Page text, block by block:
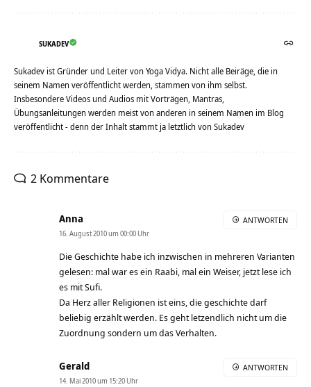
SUKADEV
Sukadev ist Gründer und Leiter von Yoga Vidya. Nicht alle Beiräge, die in
seinem Namen veröffentlicht werden, stammen von ihm selbst.
Insbesondere Videos und Audios mit Vorträgen, Mantras,
Übungsanleitungen werden meist von anderen in seinem Namen im Blog
veröffentlicht - denn der Inhalt stammt ja letztlich von Sukadev
2 Kommentare
Anna
16. August 2010 um 00:00 Uhr
Die Geschichte habe ich inzwischen in mehreren Varianten
gelesen: mal war es ein Raabi, mal ein Weiser, jetzt lese ich
es mit Sufi.
Da Herz aller Religionen ist eins, die geschichte darf
beliebig erzählt werden. Es geht letzendlich nicht um die
Zuordnung sondern um das Verhalten.
ANTWORTEN
Gerald
14. Mai 2010 um 15:20 Uhr
ANTWORTEN